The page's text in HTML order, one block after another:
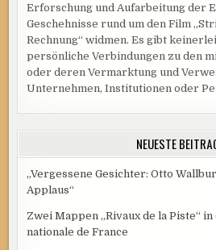
Erforschung und Aufarbeitung der
Geschehnisse rund um den Film
Rechnung“ widmen. Es gibt
persönliche Verbindungen zu den
oder deren Vermarktung und
Unternehmen, Institutionen oder
NEUESTE
„Vergessene Gesichter: Otto
Applaus“
Zwei Mappen „Rivaux de la Piste“
nationale de France